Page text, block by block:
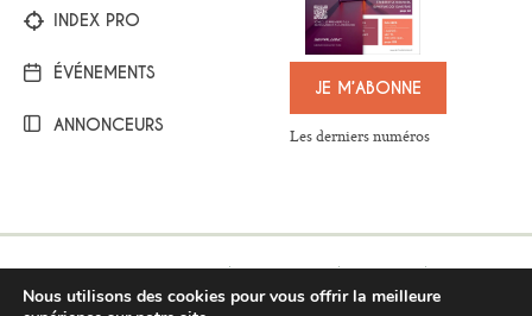
INDEX PRO
ÉVÉNEMENTS
ANNONCEURS
JE M’ABONNE
Les derniers numéros
Mentions légales Plan du site
Contact
Respect de la vie privée
Conditions générales de vente
Nous utilisons des cookies pour vous offrir la meilleure